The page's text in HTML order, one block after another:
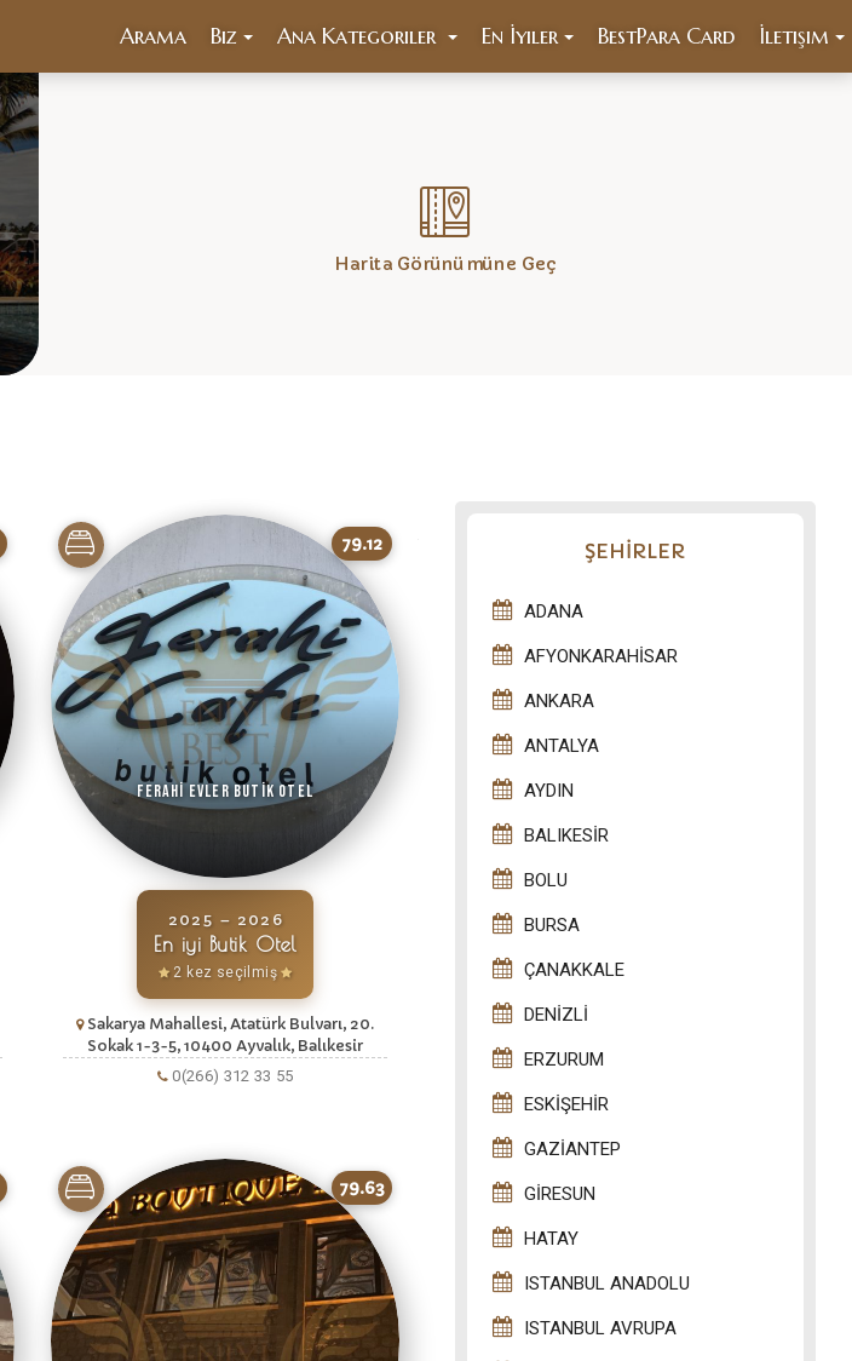
Arama Biz Ana Kategoriler En İyiler BestPara Card İletişim
Harita Görünümüne Geç
79.12
Ferahi Evler Butik Otel
2025 – 2026
En iyi Butik Otel
2 kez seçilmiş
Sakarya Mahallesi, Atatürk Bulvarı, 20.
Sokak 1-3-5, 10400 Ayvalık, Balıkesir
0(266) 312 33 55
79.63
ŞEHİRLER
ADANA
AFYONKARAHISAR
ANKARA
ANTALYA
AYDIN
BALIKESIR
BOLU
BURSA
ÇANAKKALE
DENIZLI
ERZURUM
ESKIŞEHIR
GAZIANTEP
GIRESUN
HATAY
ISTANBUL ANADOLU
ISTANBUL AVRUPA